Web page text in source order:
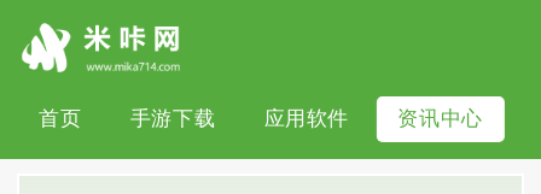
首页 手游下载 应用软件 资讯中心